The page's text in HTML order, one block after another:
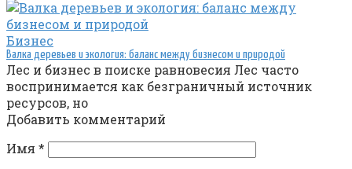
Бизнес
Валка деревьев и экология: баланс между бизнесом и природой
Лес и бизнес в поиске равновесия Лес часто
воспринимается как безграничный источник
ресурсов, но
Добавить комментарий
Имя *